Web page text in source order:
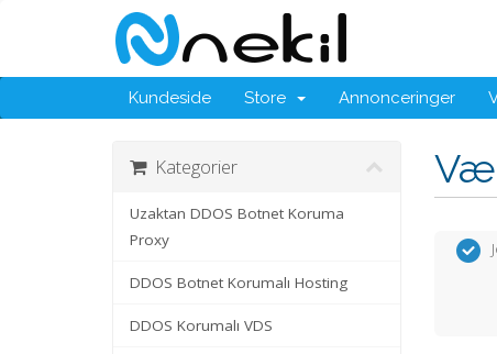
Kundeside Store Annonceringer
Kategorier
Uzaktan DDOS Botnet Koruma
Proxy
DDOS Botnet Korumalı Hosting
DDOS Korumalı VDS